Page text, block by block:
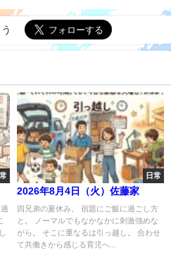
日常
2026年8月4日（火）佐藤家
四兄弟の夏休み。 宿題にご飯に過ごし方
と。 ノーマルでもなかなかに刺激強めな
がら。 そこに重なるは引っ越し。 合わせ
て共働きから感じる育児へ...